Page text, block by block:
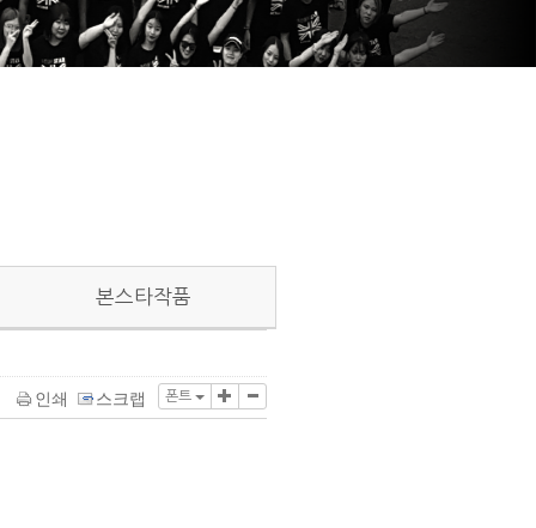
본스타작품
폰트
인쇄 스크랩